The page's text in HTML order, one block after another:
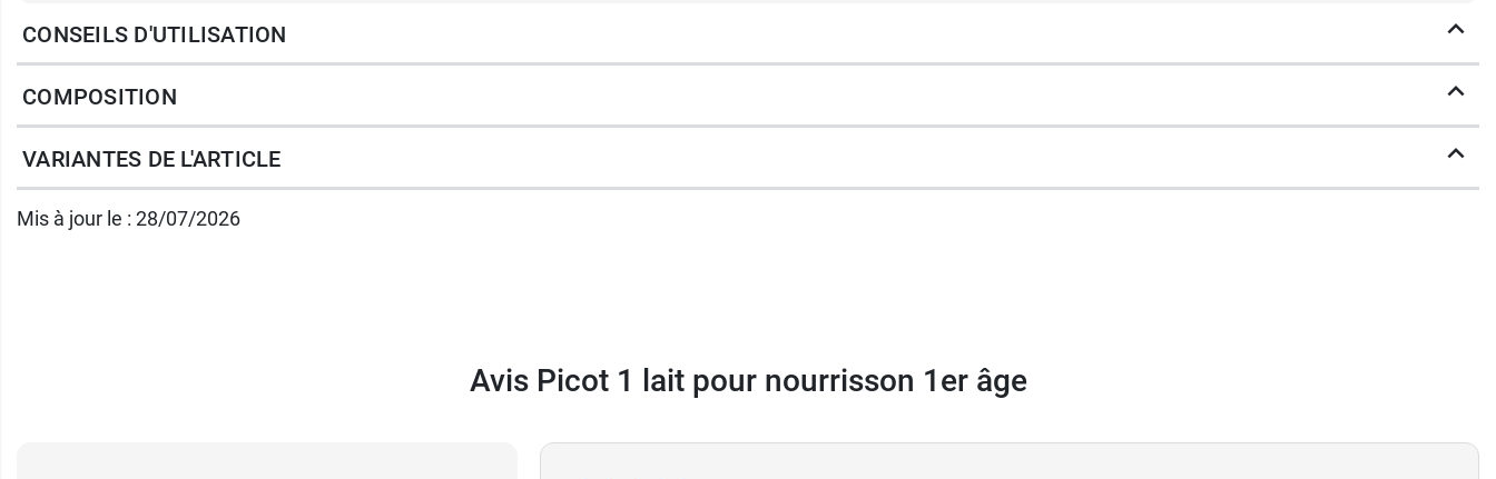
Picot a été créée en 1896. C'est une entreprise française. Le lait utilisé dans les préparations infantiles provient d'élevages répondant à des
exigences rigoureuses en matière de traçabilité, de sécurité sanitaire et de bien-être animal.
Dès les 6 mois de bébé, vous pourrez passer à un lait de suite comme le
Conditionnement :
CONSEILS D'UTILISATION
COMPOSITION
VARIANTES DE L'ARTICLE
Mis à jour le : 28/07/2026
Avis Picot 1 lait pour nourrisson 1er âge